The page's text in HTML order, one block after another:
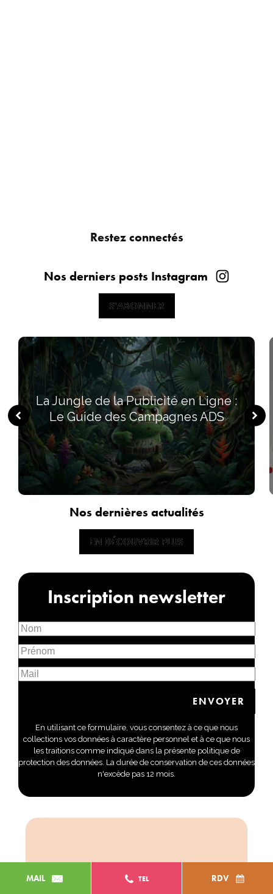
MAIL TEL RDV
Restez connectés
Nos derniers posts Instagram
S'ABONNER
S'ABONNER
La Jungle de la Publicité en Ligne :
Le Guide des Campagnes ADS
Nos dernières actualités
EN DÉCOUVRIR PLUS
EN DÉCOUVRIR PLUS
Inscription newsletter
En utilisant ce formulaire, vous consentez à ce que nous
collections vos données à caractère personnel et à ce que nous
les traitions comme indiqué dans la présente politique de
protection des données. La durée de conservation de ces données
n'excède pas 12 mois.